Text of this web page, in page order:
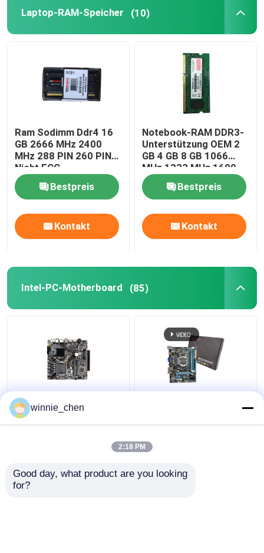
Laptop-RAM-Speicher (10)
Ram Sodimm Ddr4 16
GB 2666 MHz 2400
MHz 288 PIN 260 PIN
Nicht ECC
Bestpreis
Kontakt
Notebook-RAM DDR3-
Unterstützung OEM 2
GB 4 GB 8 GB 1066
MHz 1333 MHz 1600
MHz Speicher
Bestpreis
Kontakt
Intel-PC-Motherboard (85)
LGA 1151 Sockel DDR4
Intel PC Motherboard
Mainboard DDR4 DDR3
winnie_chen
2:18 PM
Good day, what product are you looking
for?